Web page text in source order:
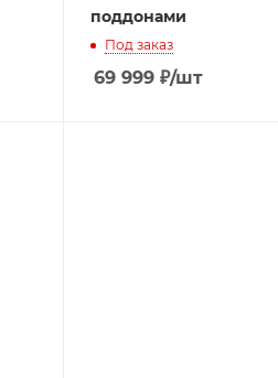
поддонами
Под заказ
69 999 ₽/шт